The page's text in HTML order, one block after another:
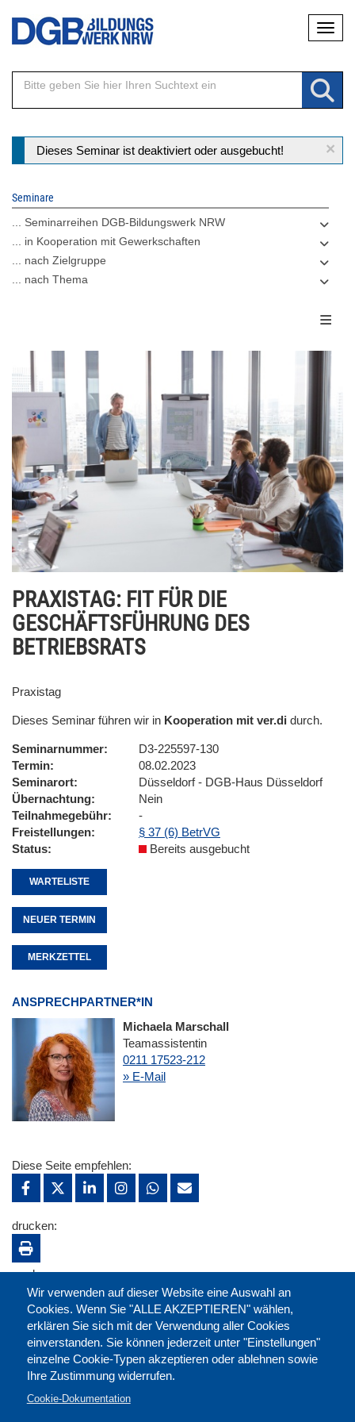
Direkt
Inhalt
×
Statusmeldung
Dieses Seminar ist deaktiviert oder ausgebucht!
Seminare
... Seminarreihen DGB-Bildungswerk NRW
... in Kooperation mit Gewerkschaften
... nach Zielgruppe
... nach Thema
PRAXISTAG: FIT FÜR DIE
GESCHÄFTSFÜHRUNG DES
BETRIEBSRATS
Praxistag
Dieses Seminar führen wir in Kooperation mit ver.di durch.
Seminarnummer
D3-225597-130
Termin
08.02.2023
Seminarort
Düsseldorf - DGB-Haus Düsseldorf
Übernachtung
Nein
Teilnahmegebühr
-
Freistellungen
§ 37 (6) BetrVG
Status
Bereits ausgebucht
WARTELISTE
NEUER TERMIN
MERKZETTEL
ANSPRECHPARTNER*IN
Michaela Marschall
Teamassistentin
0211 17523-212
» E-Mail
Wir verwenden auf dieser Website eine Auswahl an
Cookies. Wenn Sie "ALLE AKZEPTIEREN" wählen,
erklären Sie sich mit der Verwendung aller Cookies
einverstanden. Sie können jederzeit unter "Einstellungen"
einzelne Cookie-Typen akzeptieren oder ablehnen sowie
Ihre Zustimmung widerrufen.
Cookie-Dokumentation
Diese Seite empfehlen:
drucken:
merken: